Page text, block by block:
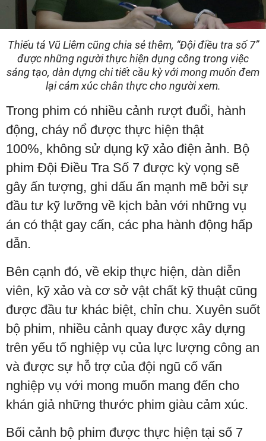
Thiếu tá Vũ Liêm cũng chia sẻ thêm, “Đội điều tra số 7”
được những người thực hiện dụng công trong việc
sáng tạo, dàn dựng chi tiết cầu kỳ với mong muốn đem
lại cảm xúc chân thực cho người xem.
Trong phim có nhiều cảnh rượt đuổi, hành
động, cháy nổ được thực hiện thật
100%, không sử dụng kỹ xảo điện ảnh. Bộ
phim Đội Điều Tra Số 7 được kỳ vọng sẽ
gây ấn tượng, ghi dấu ấn mạnh mẽ bởi sự
đầu tư kỹ lưỡng về kịch bản với những vụ
án có thật gay cấn, các pha hành động hấp
dẫn.
Bên cạnh đó, về ekip thực hiện, dàn diễn
viên, kỹ xảo và cơ sở vật chất kỹ thuật cũng
được đầu tư khác biệt, chỉn chu. Xuyên suốt
bộ phim, nhiều cảnh quay được xây dựng
trên yếu tố nghiệp vụ của lực lượng công an
và được sự hỗ trợ của đội ngũ cố vấn
nghiệp vụ với mong muốn mang đến cho
khán giả những thước phim giàu cảm xúc.
Bối cảnh bộ phim được thực hiện tại số 7